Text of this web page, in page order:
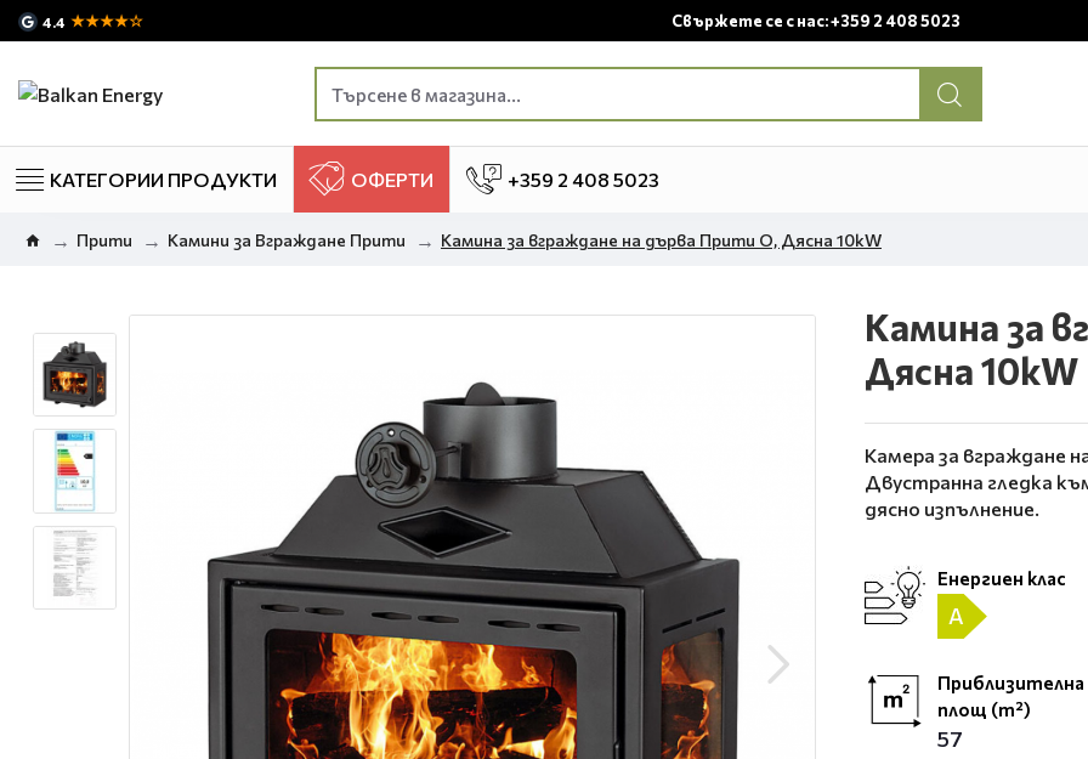
4.4 ★★★★☆ Свържете се с нас: +359 2 408 5023
КАТЕГОРИИ ПРОДУКТИ ОФЕРТИ +359 2 408 5023
Прити Камини за Вграждане Прити Камина за вграждане на дърва Прити O, Дясна 10kW
Камина за
Дясна 10kW
Камера за вграждане
Двустранна гледка
дясно изпълнение.
Енергиен клас
A
площ (m²)
57